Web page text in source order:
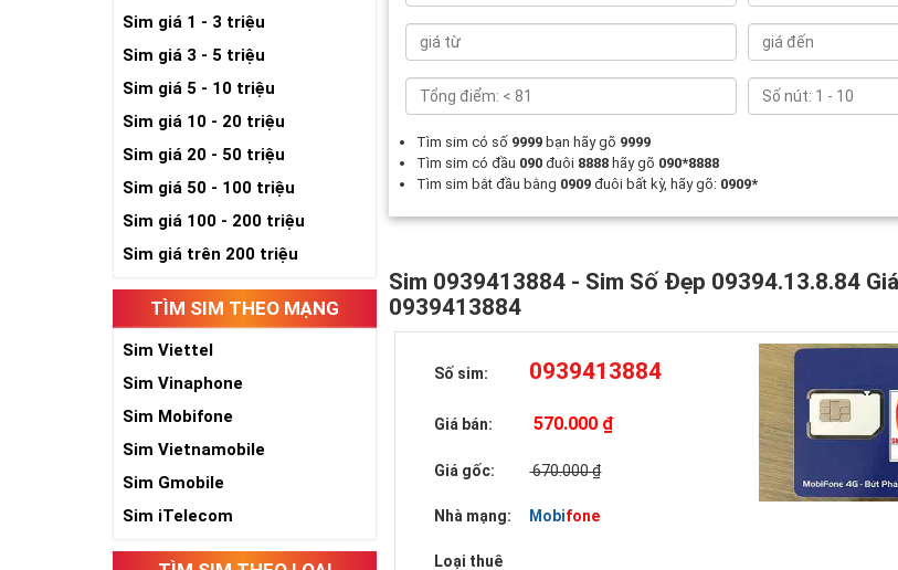
Sim giá 1 - 3 triệu
Sim giá 3 - 5 triệu
Sim giá 5 - 10 triệu
Sim giá 10 - 20 triệu
Sim giá 20 - 50 triệu
Sim giá 50 - 100 triệu
Sim giá 100 - 200 triệu
Sim giá trên 200 triệu
TÌM SIM THEO MẠNG
Sim Viettel
Sim Vinaphone
Sim Mobifone
Sim Vietnamobile
Sim Gmobile
Sim iTelecom
Tìm sim có số 9999 bạn hãy gõ 9999
Tìm sim có đầu 090đuôi 8888 hãy gõ 090*8888
Tìm sim bắt đầu bằng 0909 đuôi bất kỳ, hãy gõ: 0909*
Sim 0939413884 - Sim Số Đẹp 09394.13.8.84
0939413884
Số sim: 0939413884
Giá bán: 570.000 ₫
Giá gốc: 670.000 ₫
Nhà mạng: Mobifone
Loại thuê